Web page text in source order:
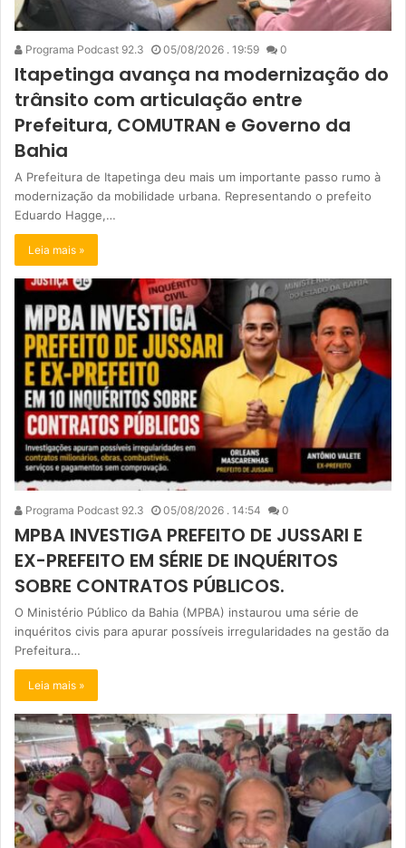
Programa Podcast 92.3 05/08/2026 . 19:59 0
Itapetinga avança na modernização do
trânsito com articulação entre
Prefeitura, COMUTRAN e Governo da
Bahia
A Prefeitura de Itapetinga deu mais um importante passo rumo à
modernização da mobilidade urbana. Representando o prefeito
Eduardo Hagge,…
Leia mais »
Programa Podcast 92.3 05/08/2026 . 14:54 0
MPBA INVESTIGA PREFEITO DE JUSSARI E
EX-PREFEITO EM SÉRIE DE INQUÉRITOS
SOBRE CONTRATOS PÚBLICOS.
O Ministério Público da Bahia (MPBA) instaurou uma série de
inquéritos civis para apurar possíveis irregularidades na gestão da
Prefeitura…
Leia mais »